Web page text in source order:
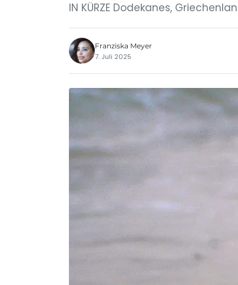
IN KÜRZE Dodekanes,
Franziska Meyer
7. Juli 2025